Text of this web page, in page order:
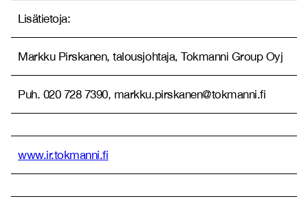
Lisätietoja:
Markku Pirskanen, talousjohtaja, Tokmanni Group Oyj
Puh. 020 728 7390, markku.pirskanen@tokmanni.fi
www.ir.tokmanni.fi